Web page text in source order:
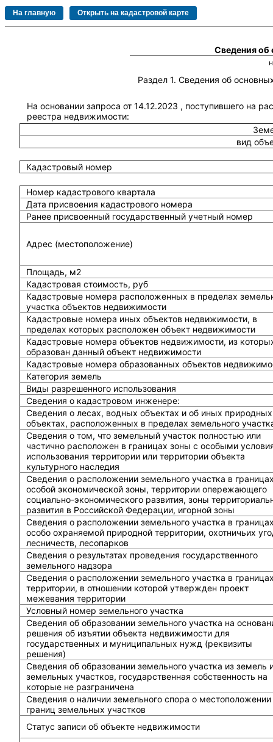
Сведения
Раздел 1. Сведения об
На основании запроса от 14.12.2023 , поступившего на
реестра недвижимости:
вид
Кадастровый номер
Номер кадастрового квартала
Дата присвоения кадастрового номера
Ранее присвоенный государственный учетный номер
Адрес (местоположение)
Площадь, м2
Кадастровая стоимость, руб
Кадастровые номера расположенных в пределах
участка объектов недвижимости
Кадастровые номера иных объектов недвижимости, в
пределах которых расположен объект недвижимости
Кадастровые номера объектов недвижимости, из
образован данный объект недвижимости
Кадастровые номера образованных объектов
Категория земель
Виды разрешенного использования
Сведения о кадастровом инженере:
Cведения о лесах, водных объектах и об иных природных
объектах, расположенных в пределах земельного
Сведения о том, что земельный участок полностью или
частично расположен в границах зоны с особыми
использования территории или территории объекта
культурного наследия
Сведения о расположении земельного участка в
особой экономической зоны, территории опережающего
социально-экономического развития, зоны
развития в Российской Федерации, игорной зоны
Сведения о расположении земельного участка в
особо охраняемой природной территории, охотничьих
лесничеств, лесопарков
Сведения о результатах проведения государственного
земельного надзора
Сведения о расположении земельного участка в
территории, в отношении которой утвержден проект
межевания территории
Условный номер земельного участка
Сведения об образовании земельного участка на
решения об изъятии объекта недвижимости для
государственных и муниципальных нужд (реквизиты
решения)
Сведения об образовании земельного участка из земель
земельных участков, государственная собственность на
которые не разграничена
Сведения о наличии земельного спора о местоположении
границ земельных участков
Статус записи об объекте недвижимости